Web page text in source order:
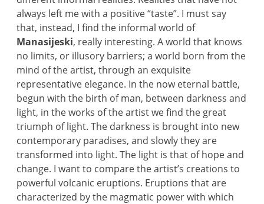
always left me with a positive “taste”. I must say
that, instead, I find the informal world of
Manasijeski, really interesting. A world that knows
no limits, or illusory barriers; a world born from the
mind of the artist, through an exquisite
representative elegance. In the now eternal battle,
begun with the birth of man, between darkness and
light, in the works of the artist we find the great
triumph of light. The darkness is brought into new
contemporary paradises, and slowly they are
transformed into light. The light is that of hope and
change. I want to compare the artist’s creations to
powerful volcanic eruptions. Eruptions that are
characterized by the magmatic power with which